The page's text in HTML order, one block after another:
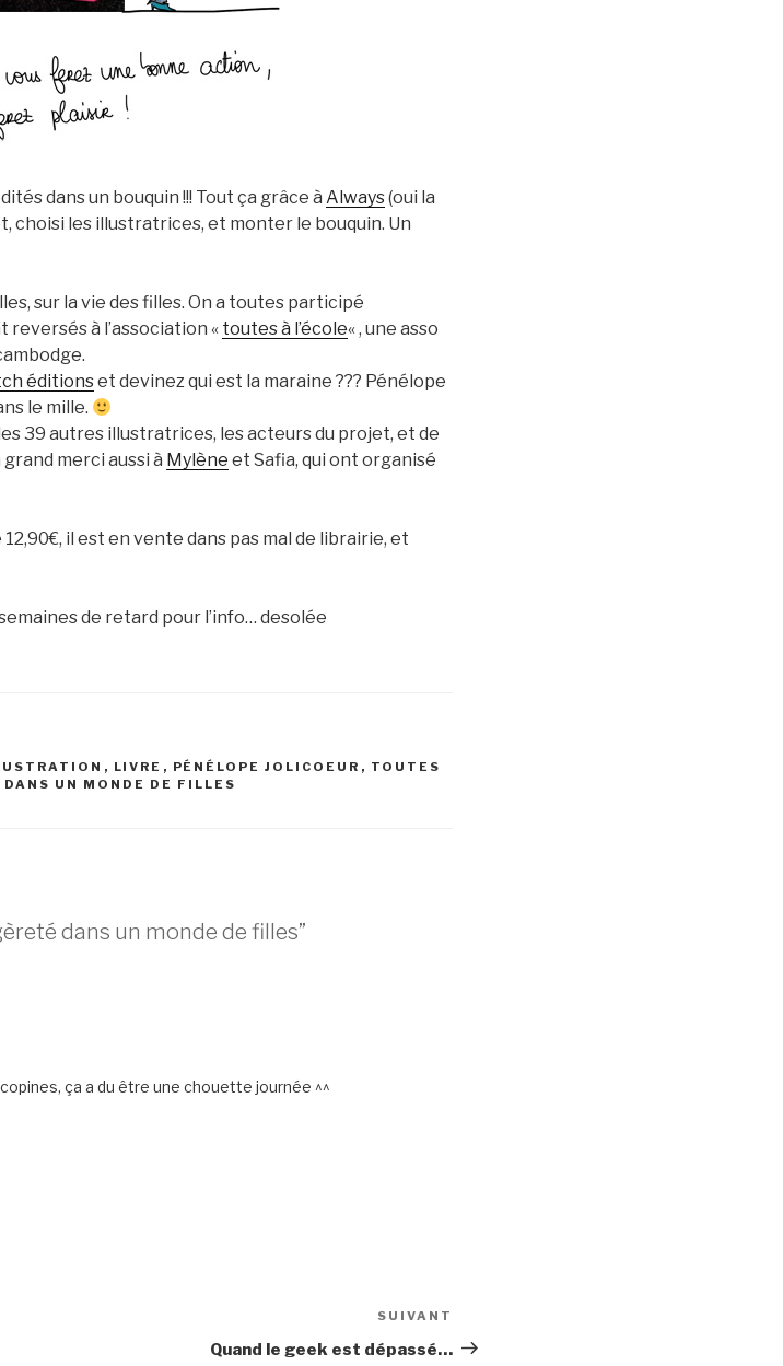
dans un bouquin !!! Tout ça grâce à Always(oui la
choisi les illustratrices, et monter le bouquin. Un
sur la vie des filles. On a toutes participé
à l’association « toutes à l’école« , une asso
éditionset devinez qui est la maraine ??? Pénélope
le mille.
39 autres illustratrices, les acteurs du projet, et de
merci aussi à Mylène et Safia, qui ont organisé
il est en vente dans pas mal de librairie, et
de retard pour l’info… desolée
, LIVRE , PÉNÉLOPE JOLICOEUR , TOUTES
UN MONDE DE FILLES
dans un monde de filles”
ça a du être une chouette journée ^^
suivant
SUIVANT
Quand le geek est dépassé…